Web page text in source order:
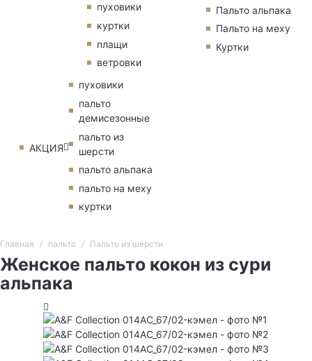
пуховики
куртки
плащи
ветровки
АКЦИЯ
пуховики
пальто
демисезонные
пальто из
шерсти
пальто альпака
пальто на меху
куртки
Пальто альпака
Пальто на меху
Куртки
Главная пальто Пальто из шерсти
Женское пальто кокон из сури
альпака